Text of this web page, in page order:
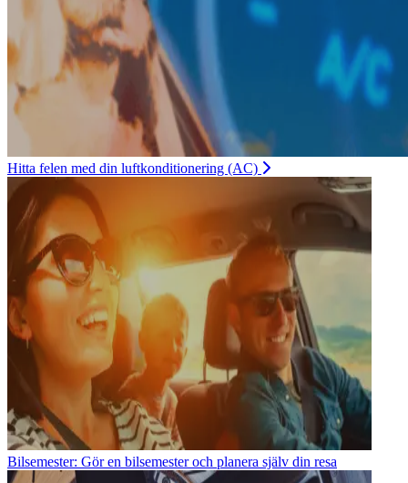
Hitta felen med din luftkonditionering (AC)
Bilsemester: Gör en bilsemester och planera själv din resa